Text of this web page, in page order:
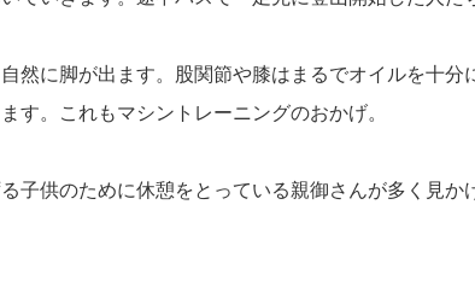
然に脚が出ます。股関節や膝はまるでオイルを十分
す。これもマシントレーニングのおかげ。
子供のために休憩をとっている親御さんが多く見か